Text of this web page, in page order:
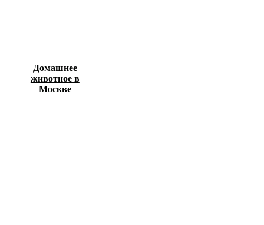
Домашнее
животное в
Москве